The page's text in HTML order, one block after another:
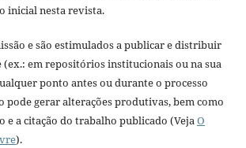
inicial nesta revista.
e são estimulados a publicar e distribuir
em repositórios institucionais ou na sua
ponto antes ou durante o processo
pode gerar alterações produtivas, bem como
e a citação do trabalho publicado (VejaO
).